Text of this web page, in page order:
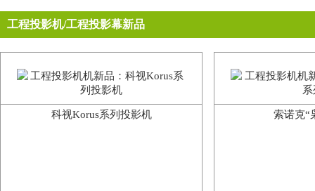
工程投影机/工程投影幕新品
科视Korus系列投影机 索诺克“